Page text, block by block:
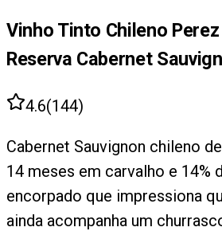
Vinho Tinto Chileno
Reserva Cabernet
4.6(144)
Cabernet Sauvignon chileno
14 meses em carvalho e 14%
encorpado que impressiona
ainda acompanha um